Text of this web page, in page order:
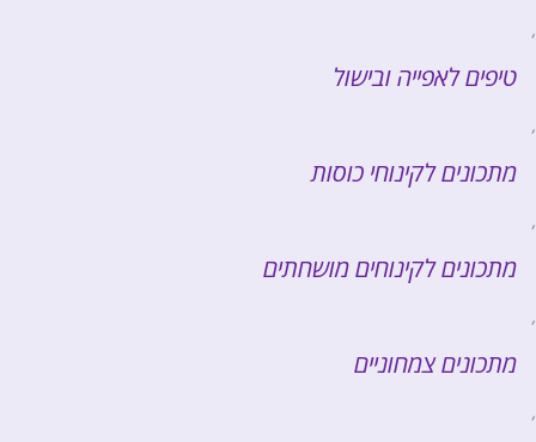
,
טיפים לאפייה ובישול
,
מתכונים לקינוחי כוסות
,
מתכונים לקינוחים מושחתים
,
מתכונים צמחוניים
,